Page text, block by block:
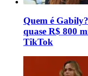
Quem é
quase R$ 800
TikTok